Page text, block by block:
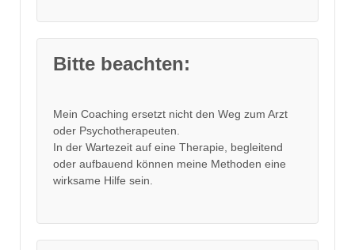
Bitte beachten:
Mein Coaching ersetzt nicht den Weg zum Arzt
oder Psychotherapeuten.
In der Wartezeit auf eine Therapie, begleitend
oder aufbauend können meine Methoden eine
wirksame Hilfe sein.